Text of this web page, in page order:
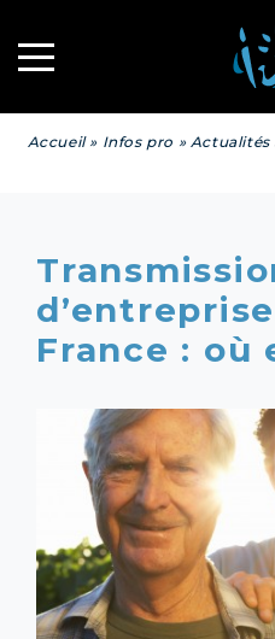
Accueil» Infos pro » Actualités
France : où